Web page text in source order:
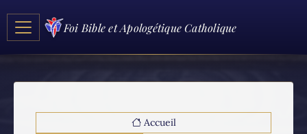
Foi Bible et Apologétique Catholique
Accueil